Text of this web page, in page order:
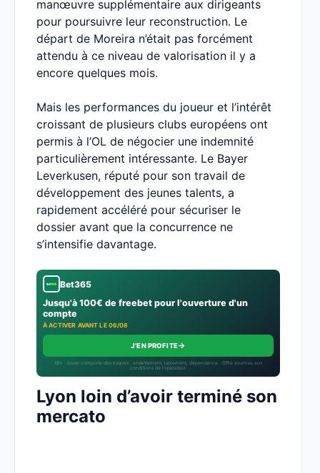
manœuvre supplémentaire aux dirigeants
pour poursuivre leur reconstruction. Le
départ de Moreira n’était pas forcément
attendu à ce niveau de valorisation il y a
encore quelques mois.
Mais les performances du joueur et l’intérêt
croissant de plusieurs clubs européens ont
permis à l’OL de négocier une indemnité
particulièrement intéressante. Le Bayer
Leverkusen, réputé pour son travail de
développement des jeunes talents, a
rapidement accéléré pour sécuriser le
dossier avant que la concurrence ne
s’intensifie davantage.
Bet365
Jusqu'à 100€ de freebet pour l'ouverture d'un
compte
À ACTIVER AVANT LE 06/08
J'EN PROFITE→
18+ · Jouer comporte des risques : endettement, isolement, dépendance · Offre soumise aux
conditions de l’opérateur.
Lyon loin d’avoir terminé son
mercato